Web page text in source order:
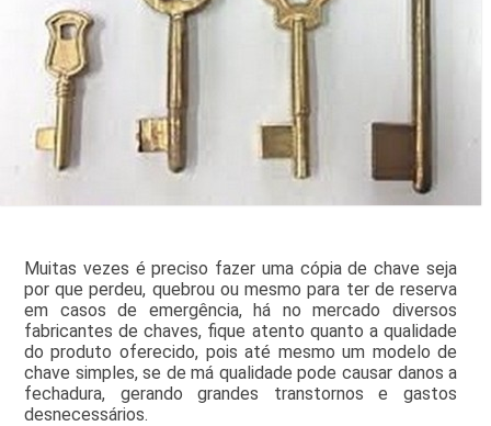
Muitas vezes é preciso fazer uma cópia de chave seja
por que perdeu, quebrou ou mesmo para ter de reserva
em casos de emergência, há no mercado diversos
fabricantes de chaves, fique atento quanto a qualidade
do produto oferecido, pois até mesmo um modelo de
chave simples, se de má qualidade pode causar danos a
fechadura, gerando grandes transtornos e gastos
desnecessários.